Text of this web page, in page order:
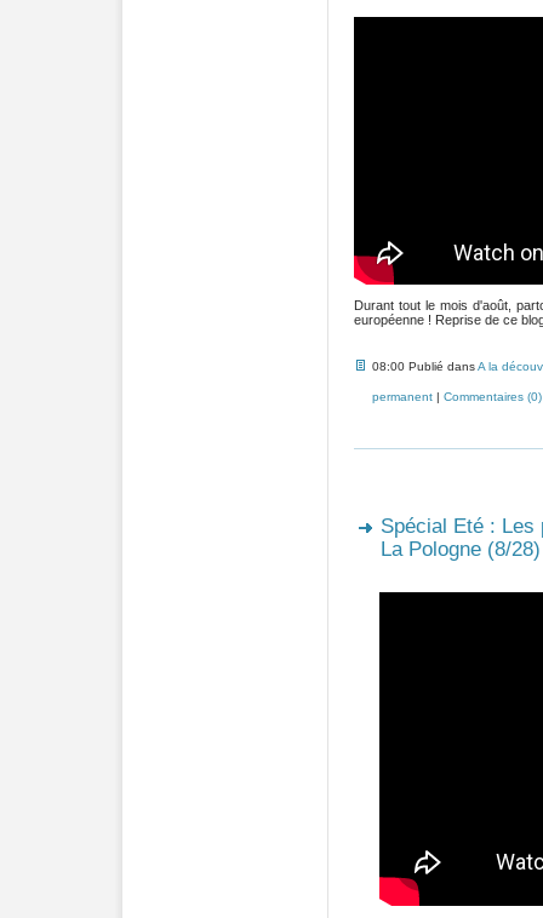
Durant tout le mois d'août,
européenne ! Reprise de ce
08:00 Publié dansA la
permanent| Commentaires (0)
Spécial Eté : Les
La Pologne (8/28)